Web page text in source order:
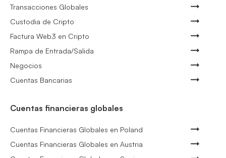
Transacciones Globales
Custodia de Cripto
Factura Web3 en Cripto
Rampa de Entrada/Salida
Negocios
Cuentas Bancarias
Cuentas financieras globales
Cuentas Financieras Globales en Poland
Cuentas Financieras Globales en Austria